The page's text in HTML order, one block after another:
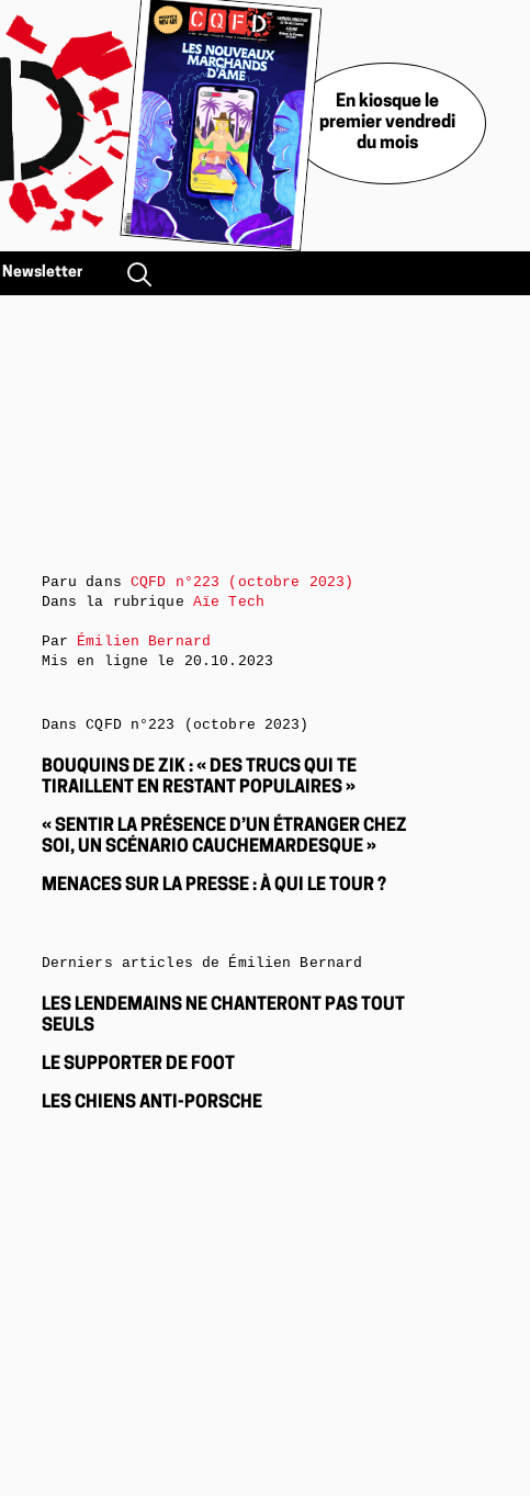
En kiosque le
premier vendredi
du mois
Newsletter
Paru dans CQFD n°223 (octobre 2023)
Dans la rubrique Aïe Tech
Par Émilien Bernard
Mis en ligne le 20.10.2023
Dans CQFD n°223 (octobre 2023)
BOUQUINS DE ZIK : « DES TRUCS QUI TE
TIRAILLENT EN RESTANT POPULAIRES »
« SENTIR LA PRÉSENCE D’UN ÉTRANGER CHEZ
SOI, UN SCÉNARIO CAUCHEMARDESQUE »
MENACES SUR LA PRESSE : À QUI LE TOUR ?
Derniers articles de Émilien Bernard
LES LENDEMAINS NE CHANTERONT PAS TOUT
SEULS
LE SUPPORTER DE FOOT
LES CHIENS ANTI-PORSCHE